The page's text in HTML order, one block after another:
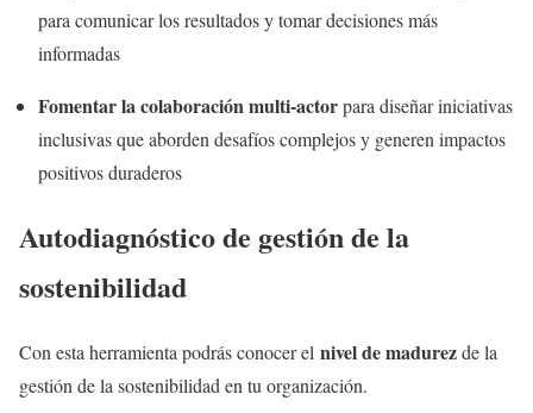
para comunicar los resultados y tomar decisiones más
informadas
Fomentar la colaboración multi-actorpara diseñar iniciativas
inclusivas que aborden desafíos complejos y generen impactos
positivos duraderos
Autodiagnóstico de gestión de la
sostenibilidad
Con esta herramienta podrás conocer el nivel de madurezde la
gestión de la sostenibilidad en tu organización.